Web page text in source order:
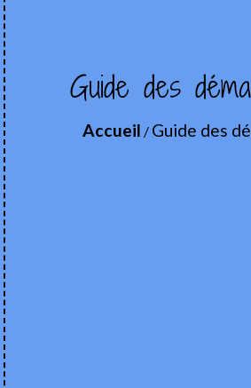
Guide des
Accueil / Guide des